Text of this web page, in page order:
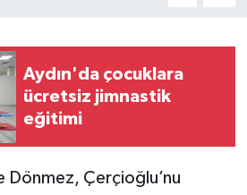
Aydın'da çocuklara
ücretsiz jimnastik
eğitimi
Dönmez, Çerçioğlu’nu